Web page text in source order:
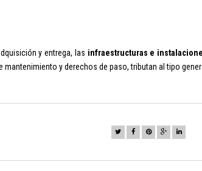
y entrega, las infraestructuras e
y derechos de paso, tributan al tipo